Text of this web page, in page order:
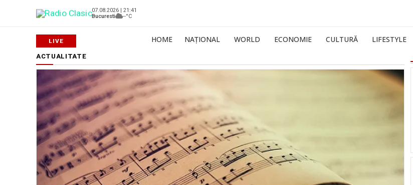
07.08.2026 | 21:41
Bucuresti
--°C
HOME NAȚIONAL WORLD ECONOMIE CULTURĂ LIFESTYLE
ACTUALITATE